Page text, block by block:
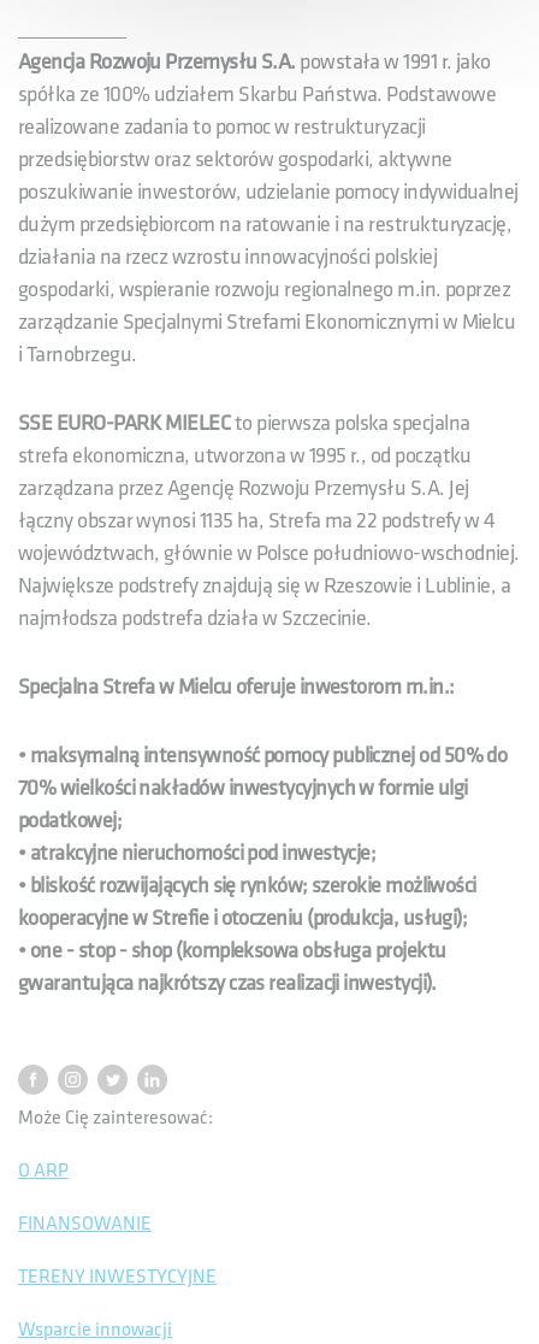
Agencja Rozwoju Przemysłu S.A. powstała w 1991 r. jako
spółka ze 100% udziałem Skarbu Państwa. Podstawowe
realizowane zadania to pomoc w restrukturyzacji
przedsiębiorstw oraz sektorów gospodarki, aktywne
poszukiwanie inwestorów, udzielanie pomocy indywidualnej
dużym przedsiębiorcom na ratowanie i na restrukturyzację,
działania na rzecz wzrostu innowacyjności polskiej
gospodarki, wspieranie rozwoju regionalnego m.in. poprzez
zarządzanie Specjalnymi Strefami Ekonomicznymi w Mielcu
i Tarnobrzegu.
SSE EURO-PARK MIELECto pierwsza polska specjalna
strefa ekonomiczna, utworzona w 1995 r., od początku
zarządzana przez Agencję Rozwoju Przemysłu S.A. Jej
łączny obszar wynosi 1135 ha, Strefa ma 22 podstrefy w 4
województwach, głównie w Polsce południowo-wschodniej.
Największe podstrefy znajdują się w Rzeszowie i Lublinie, a
najmłodsza podstrefa działa w Szczecinie.
Specjalna Strefa w Mielcu oferuje inwestorom m.in.:
• maksymalną intensywność pomocy publicznej od 50% do
70% wielkości nakładów inwestycyjnych w formie ulgi
podatkowej;
• atrakcyjne nieruchomości pod inwestycje;
• bliskość rozwijających się rynków; szerokie możliwości
kooperacyjne w Strefie i otoczeniu (produkcja, usługi);
• one - stop - shop (kompleksowa obsługa projektu
gwarantująca najkrótszy czas realizacji inwestycji).
Może Cię zainteresować:
O ARP
FINANSOWANIE
TERENY INWESTYCYJNE
Wsparcie innowacji